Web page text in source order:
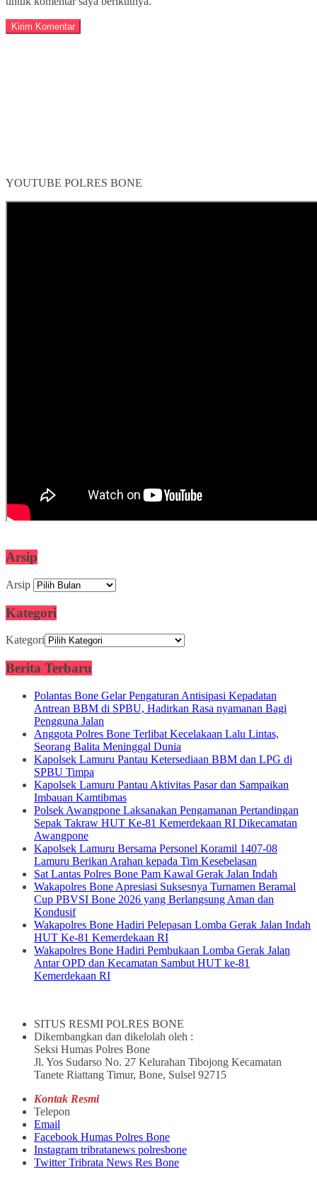
YOUTUBE POLRES BONE
Arsip
Arsip
Kategori
Kategori
Berita Terbaru
Polantas Bone Gelar Pengaturan Antisipasi Kepadatan
Antrean BBM di SPBU, Hadirkan Rasa nyamanan Bagi
Pengguna Jalan
Anggota Polres Bone Terlibat Kecelakaan Lalu Lintas,
Seorang Balita Meninggal Dunia
Kapolsek Lamuru Pantau Ketersediaan BBM dan LPG di
SPBU Timpa
Kapolsek Lamuru Pantau Aktivitas Pasar dan Sampaikan
Imbauan Kamtibmas
Polsek Awangpone Laksanakan Pengamanan Pertandingan
Sepak Takraw HUT Ke-81 Kemerdekaan RI Dikecamatan
Awangpone
Kapolsek Lamuru Bersama Personel Koramil 1407-08
Lamuru Berikan Arahan kepada Tim Kesebelasan
Sat Lantas Polres Bone Pam Kawal Gerak Jalan Indah
Wakapolres Bone Apresiasi Suksesnya Turnamen Beramal
Cup PBVSI Bone 2026 yang Berlangsung Aman dan
Kondusif
Wakapolres Bone Hadiri Pelepasan Lomba Gerak Jalan Indah
HUT Ke-81 Kemerdekaan RI
Wakapolres Bone Hadiri Pembukaan Lomba Gerak Jalan
Antar OPD dan Kecamatan Sambut HUT ke-81
Kemerdekaan RI
SITUS RESMI POLRES BONE
Dikembangkan dan dikelolah oleh :
Seksi Humas Polres Bone
Jl. Yos Sudarso No. 27 Kelurahan Tibojong Kecamatan
Tanete Riattang Timur, Bone, Sulsel 92715
Kontak Resmi
Telepon
Email
Facebook Humas Polres Bone
Instagram tribratanews polresbone
Twitter Tribrata News Res Bone